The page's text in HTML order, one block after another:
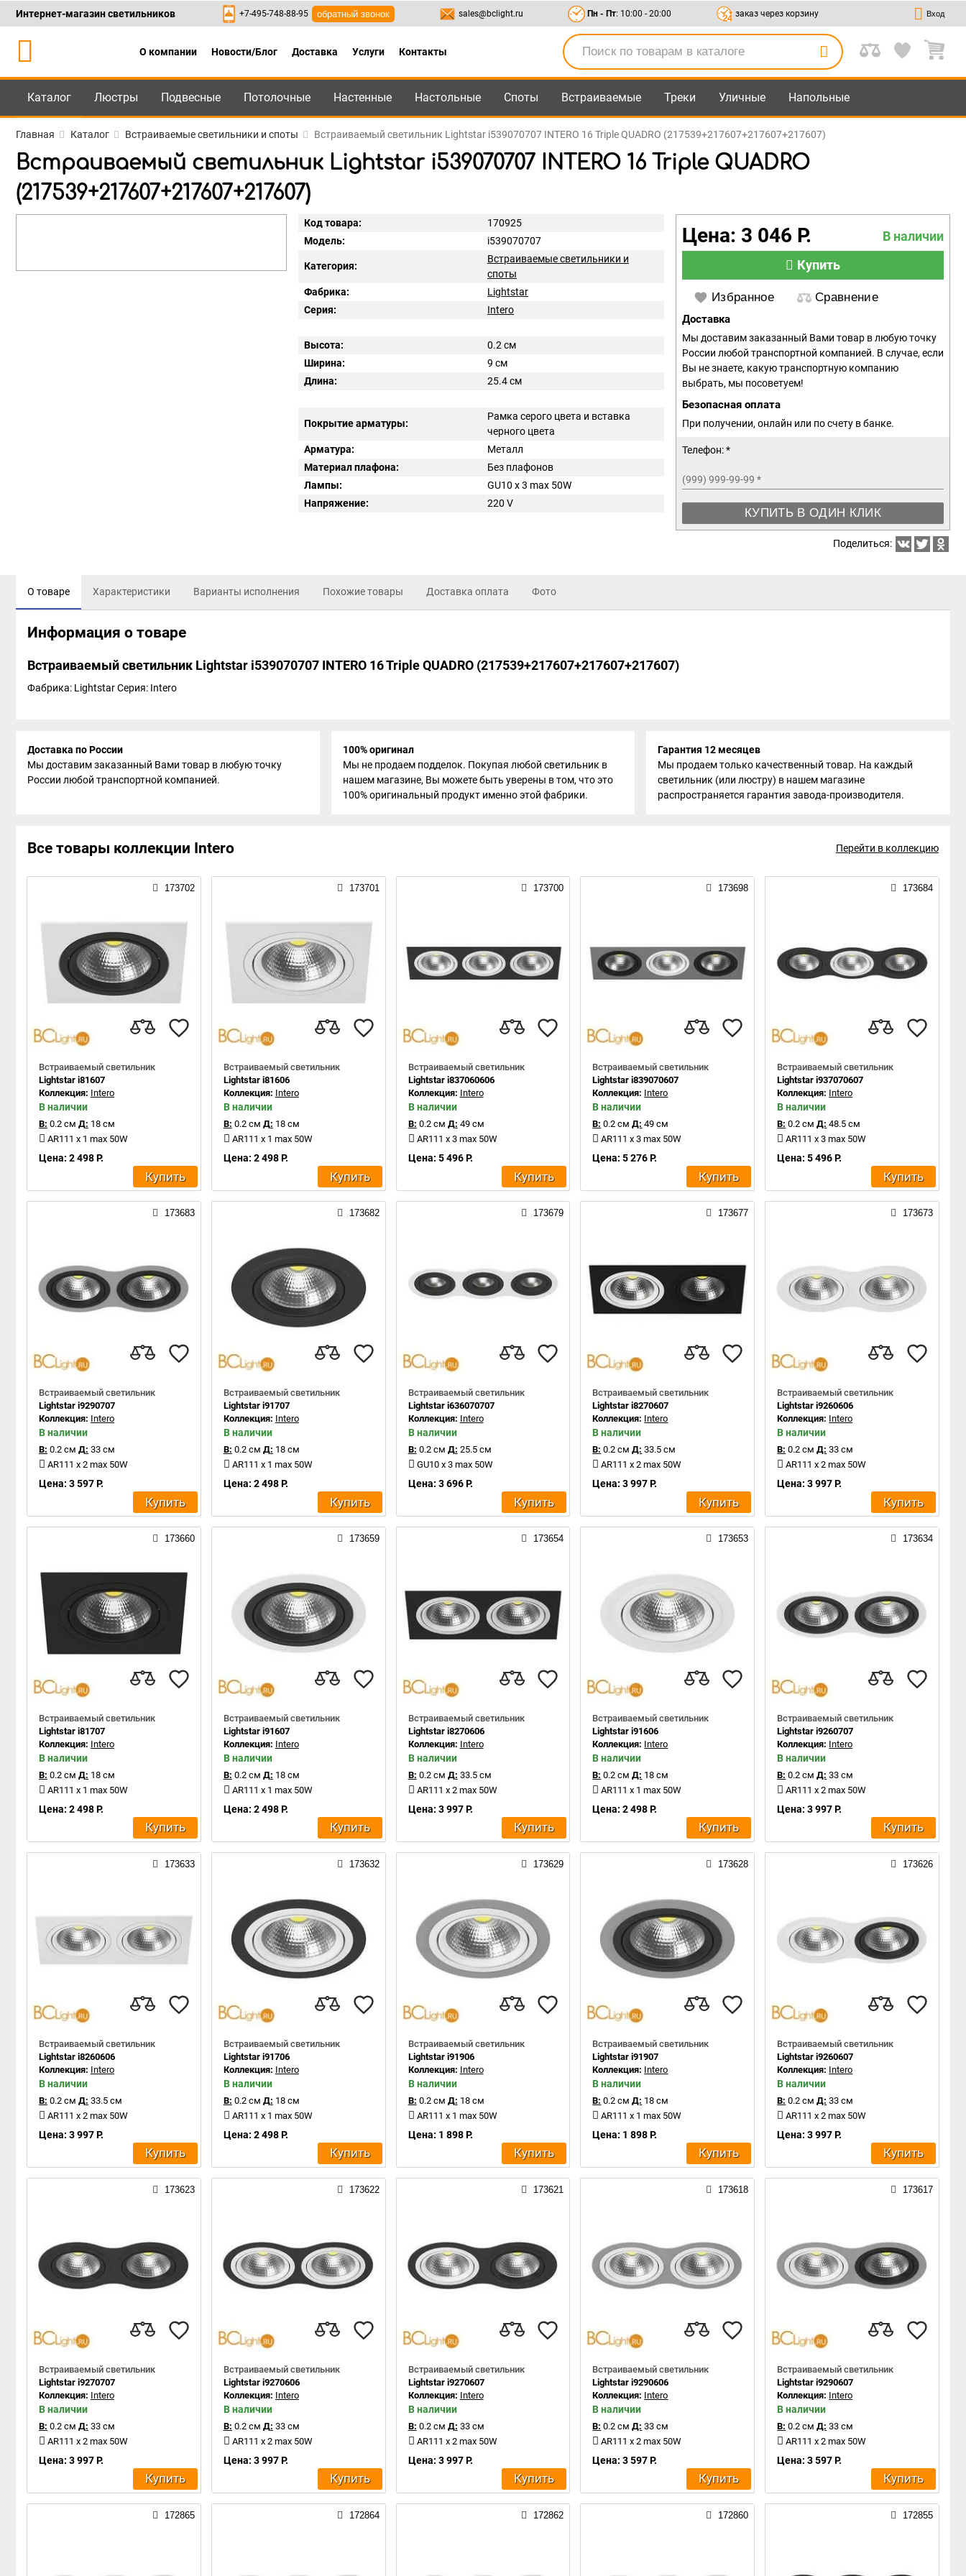
Каталог +7-495-748-88-95 ,8-800-550-95-45 sales@bclight.ru
Интернет-магазин светильников +7-495-748-88-95 обратный звонок sales@bclight.ru Пн - Пт: 10:00 - 20:00 заказ через корзину Вход
О компании Новости/Блог Доставка Услуги Контакты
Каталог Люстры Подвесные Потолочные Настенные Настольные Споты Встраиваемые Треки Уличные Напольные
Главная Каталог Встраиваемые светильники и споты Встраиваемый светильник Lightstar i539070707 INTERO 16 Triple QUADRO (217539+217607+217607+217607)
Встраиваемый светильник Lightstar i539070707 INTERO 16 Triple QUADRO
(217539+217607+217607+217607)
Код товара:
170925
Модель:
i539070707
Категория:
Встраиваемые светильники и
споты
Фабрика:
Lightstar
Серия:
Intero
Высота:
0.2 см
Ширина:
9 см
Длина:
25.4 см
Покрытие арматуры:
Рамка серого цвета и вставка
черного цвета
Арматура:
Металл
Материал плафона:
Без плафонов
Лампы:
GU10 x 3 max 50W
Напряжение:
220 V
Цена: 3 046 Р.
В наличии
Купить
Избранное Сравнение
Доставка
Мы доставим заказанный Вами товар в любую точку
России любой транспортной компанией. В случае, если
Вы не знаете, какую транспортную компанию
выбрать, мы посоветуем!
Безопасная оплата
При получении, онлайн или по счету в банке.
Телефон: *
(999) 999-99-99 *
КУПИТЬ В ОДИН КЛИК
Поделиться:
О товаре Характеристики Варианты исполнения Похожие товары Доставка оплата Фото
Информация о товаре
Встраиваемый светильник Lightstar i539070707 INTERO 16 Triple QUADRO (217539+217607+217607+217607)
Фабрика: LightstarСерия: Intero
Доставка по России
Мы доставим заказанный Вами товар в любую точку
России любой транспортной компанией.
100% оригинал
Мы не продаем подделок. Покупая любой светильник в
нашем магазине, Вы можете быть уверены в том, что это
100% оригинальный продукт именно этой фабрики.
Гарантия 12 месяцев
Мы продаем только качественный товар. На каждый
светильник (или люстру) в нашем магазине
распространяется гарантия завода-производителя.
Все товары коллекции Intero Перейти в коллекцию
173702
Встраиваемый светильник
Lightstar i81607
Коллекция: Intero
В наличии
В: 0.2 см Д: 18 см
AR111 x 1 max 50W
Цена: 2 498 Р.
Купить
173701
Встраиваемый светильник
Lightstar i81606
Коллекция: Intero
В наличии
В: 0.2 см Д: 18 см
AR111 x 1 max 50W
Цена: 2 498 Р.
Купить
173700
Встраиваемый светильник
Lightstar i837060606
Коллекция: Intero
В наличии
В: 0.2 см Д: 49 см
AR111 x 3 max 50W
Цена: 5 496 Р.
Купить
173698
Встраиваемый светильник
Lightstar i839070607
Коллекция: Intero
В наличии
В: 0.2 см Д: 49 см
AR111 x 3 max 50W
Цена: 5 276 Р.
Купить
173684
Встраиваемый светильник
Lightstar i937070607
Коллекция: Intero
В наличии
В: 0.2 см Д: 48.5 см
AR111 x 3 max 50W
Цена: 5 496 Р.
Купить
173683
Встраиваемый светильник
Lightstar i9290707
Коллекция: Intero
В наличии
В: 0.2 см Д: 33 см
AR111 x 2 max 50W
Цена: 3 597 Р.
Купить
173682
Встраиваемый светильник
Lightstar i91707
Коллекция: Intero
В наличии
В: 0.2 см Д: 18 см
AR111 x 1 max 50W
Цена: 2 498 Р.
Купить
173679
Встраиваемый светильник
Lightstar i636070707
Коллекция: Intero
В наличии
В: 0.2 см Д: 25.5 см
GU10 x 3 max 50W
Цена: 3 696 Р.
Купить
173677
Встраиваемый светильник
Lightstar i8270607
Коллекция: Intero
В наличии
В: 0.2 см Д: 33.5 см
AR111 x 2 max 50W
Цена: 3 997 Р.
Купить
173673
Встраиваемый светильник
Lightstar i9260606
Коллекция: Intero
В наличии
В: 0.2 см Д: 33 см
AR111 x 2 max 50W
Цена: 3 997 Р.
Купить
173660
Встраиваемый светильник
Lightstar i81707
Коллекция: Intero
В наличии
В: 0.2 см Д: 18 см
AR111 x 1 max 50W
Цена: 2 498 Р.
Купить
173659
Встраиваемый светильник
Lightstar i91607
Коллекция: Intero
В наличии
В: 0.2 см Д: 18 см
AR111 x 1 max 50W
Цена: 2 498 Р.
Купить
173654
Встраиваемый светильник
Lightstar i8270606
Коллекция: Intero
В наличии
В: 0.2 см Д: 33.5 см
AR111 x 2 max 50W
Цена: 3 997 Р.
Купить
173653
Встраиваемый светильник
Lightstar i91606
Коллекция: Intero
В наличии
В: 0.2 см Д: 18 см
AR111 x 1 max 50W
Цена: 2 498 Р.
Купить
173634
Встраиваемый светильник
Lightstar i9260707
Коллекция: Intero
В наличии
В: 0.2 см Д: 33 см
AR111 x 2 max 50W
Цена: 3 997 Р.
Купить
173633
Встраиваемый светильник
Lightstar i8260606
Коллекция: Intero
В наличии
В: 0.2 см Д: 33.5 см
AR111 x 2 max 50W
Цена: 3 997 Р.
Купить
173632
Встраиваемый светильник
Lightstar i91706
Коллекция: Intero
В наличии
В: 0.2 см Д: 18 см
AR111 x 1 max 50W
Цена: 2 498 Р.
Купить
173629
Встраиваемый светильник
Lightstar i91906
Коллекция: Intero
В наличии
В: 0.2 см Д: 18 см
AR111 x 1 max 50W
Цена: 1 898 Р.
Купить
173628
Встраиваемый светильник
Lightstar i91907
Коллекция: Intero
В наличии
В: 0.2 см Д: 18 см
AR111 x 1 max 50W
Цена: 1 898 Р.
Купить
173626
Встраиваемый светильник
Lightstar i9260607
Коллекция: Intero
В наличии
В: 0.2 см Д: 33 см
AR111 x 2 max 50W
Цена: 3 997 Р.
Купить
173623
Встраиваемый светильник
Lightstar i9270707
Коллекция: Intero
В наличии
В: 0.2 см Д: 33 см
AR111 x 2 max 50W
Цена: 3 997 Р.
Купить
173622
Встраиваемый светильник
Lightstar i9270606
Коллекция: Intero
В наличии
В: 0.2 см Д: 33 см
AR111 x 2 max 50W
Цена: 3 997 Р.
Купить
173621
Встраиваемый светильник
Lightstar i9270607
Коллекция: Intero
В наличии
В: 0.2 см Д: 33 см
AR111 x 2 max 50W
Цена: 3 997 Р.
Купить
173618
Встраиваемый светильник
Lightstar i9290606
Коллекция: Intero
В наличии
В: 0.2 см Д: 33 см
AR111 x 2 max 50W
Цена: 3 597 Р.
Купить
173617
Встраиваемый светильник
Lightstar i9290607
Коллекция: Intero
В наличии
В: 0.2 см Д: 33 см
AR111 x 2 max 50W
Цена: 3 597 Р.
Купить
172865 172864 172862 172860 172855